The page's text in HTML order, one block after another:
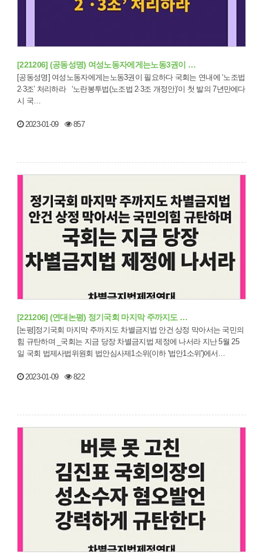
[221206] (공동성명) 여성노동자에게는노동3권이 …
[공동성명] 여성노동자에게는노동3권이 필요하다 국회는 연내에 ‘노조법
2∙3조’ 처리하라 ‘노란봉투법(노조법 2∙3조 개정안)’이 첫 발의 7년만에다
시 국…
2023-01-09 857
[221206] (연대논평) 정기국회 마지막 주까지도 …
[논평]정기국회 마지막 주까지도 차별금지법 안건 상정 막아서는 국민의
힘 규탄하며 _국회는 지금 당장 차별금지법 제정에 나서라 지난 5월 25
일 국회 법제사법위원회 법안심사제1소위(이하 '법안1소위')에서…
2023-01-09 822